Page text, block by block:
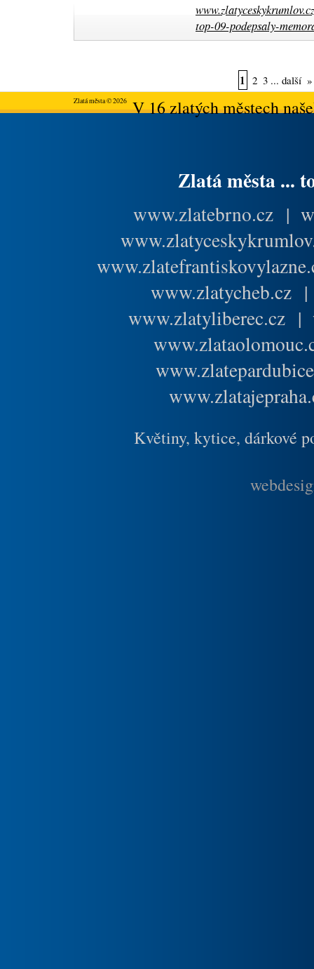
top-09-podepsaly-
1 2 3 ... další »
Zlatá města © 2026V 16 zlatých městech
Zlatá města ...
www.zlatebrno.cz |
www.zlatycheb.cz
www.zlatyliberec.cz |
Květiny, kytice, dárkové